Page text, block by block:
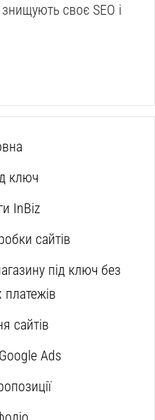
знищують своє SEO і
ключ
InBiz
сайтів
під ключ без
сайтів
Ads